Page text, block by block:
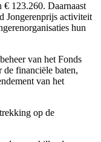
€ 123.260. Daarnaast
Jongerenprijs activiteit
hun
van het Fonds
financiële baten,
van het
op de